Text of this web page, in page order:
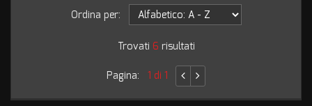
Ordina per:
Trovati 6 risultati
Pagina: 1 di 1